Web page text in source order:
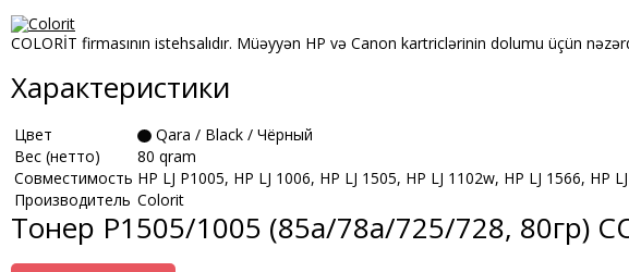
COLORİT firmasının istehsalıdır. Müəyyən HP və Canon kartriclərinin dolumu üçün
Характеристики
Цвет
Qara / Black / Чёрный
Вес (нетто)
80 qram
Совместимость HP LJ P1005, HP LJ 1006, HP LJ 1505, HP LJ 1102w, HP LJ 1566, HP
Производитель Colorit
Тонер P1505/1005 (85a/78a/725/728, 80гр)